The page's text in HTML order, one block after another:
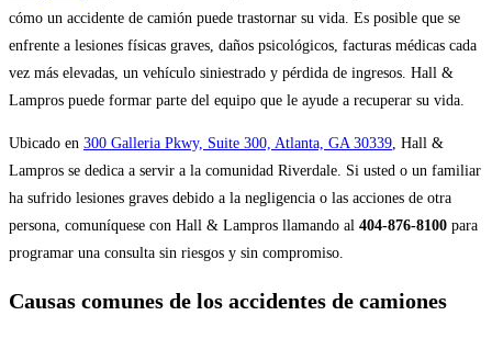
cómo un accidente de camión puede trastornar su vida. Es posible que se
enfrente a lesiones físicas graves, daños psicológicos, facturas médicas cada
vez más elevadas, un vehículo siniestrado y pérdida de ingresos. Hall &
Lampros puede formar parte del equipo que le ayude a recuperar su vida.
Ubicado en 300 Galleria Pkwy, Suite 300, Atlanta, GA 30339 , Hall &
Lampros se dedica a servir a la comunidad Riverdale. Si usted o un familiar
ha sufrido lesiones graves debido a la negligencia o las acciones de otra
persona, comuníquese con Hall & Lampros llamando al 404-876-8100 para
programar una consulta sin riesgos y sin compromiso.
Causas comunes de los accidentes de camiones